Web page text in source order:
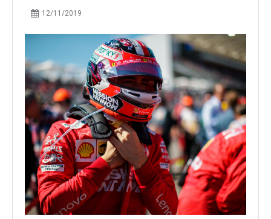
12/11/2019